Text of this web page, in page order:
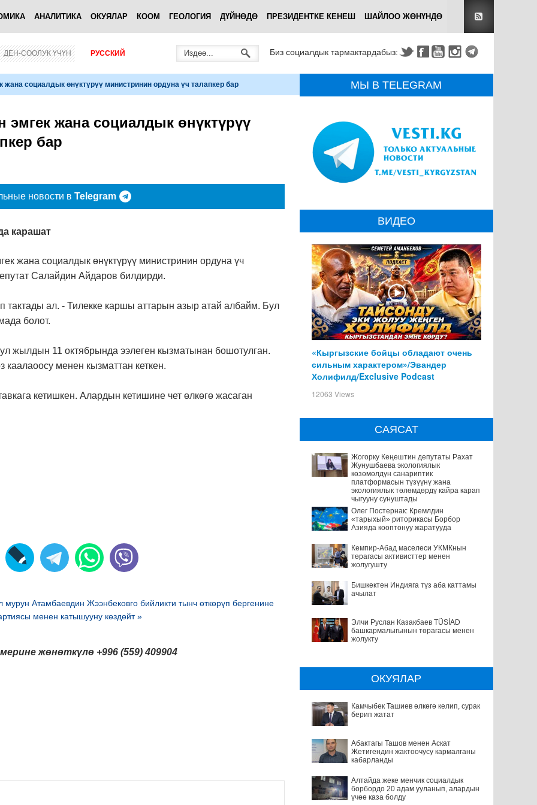
АНАЛИТИКА ОКУЯЛАР КООМ ГЕОЛОГИЯ ДҮЙНӨДӨ ПРЕЗИДЕНТКЕ КЕНЕШ ШАЙЛОО ЖӨНҮНДӨ
ДЕН-СООЛУК ҮЧҮН РУССКИЙ Биз социалдык тармактардабыз:
социалдык өнүктүрүү министринин ордуна үч талапкер бар
жана социалдык өнүктүрүү
бар
новости в Telegram
карашат
жана социалдык өнүктүрүү министринин ордуна үч
Салайдин Айдаров билдирди.
тактады ал. - Тилекке каршы аттарын азыр атай албайм. Бул
болот.
жылдын 11 октябрында ээлеген кызматынан бошотулган.
менен кызматтан кеткен.
кетишкен. Алардын кетишине чет өлкөгө жасаган
Атамбаевдин Жээнбековго бийликти тынч өткөрүп бергенине
менен катышууну көздөйт »
жөнөткүлө +996 (559) 409904
МЫ В TELEGRAM
ВИДЕО
«Кыргызские бойцы обладают очень
сильным характером»/Эвандер
Холифилд/Exclusive Podcast
12063 Views
САЯСАТ
Жогорку Кеңештин депутаты Рахат
Жунушбаева экологиялык
көзөмөлдүн санариптик
платформасын түзүүнү жана
экологиялык төлөмдөрдү кайра карап
чыгууну сунуштады
Олег Постернак: Кремлдин
«тарыхый» риторикасы Борбор
Азияда кооптонуу жаратууда
Кемпир-Абад маселеси УКМКнын
төрагасы активисттер менен
жолугушту
Бишкектен Индияга түз аба каттамы
ачылат
Элчи Руслан Казакбаев TÜSİAD
башкармалыгынын төрагасы менен
жолукту
ОКУЯЛАР
Камчыбек Ташиев өлкөгө келип, сурак
берип жатат
Абактагы Ташов менен Аскат
Жетигендин жактоочусу кармалганы
кабарланды
Алтайда жеке менчик социалдык
борбордо 20 адам ууланып, алардын
үчөө каза болду